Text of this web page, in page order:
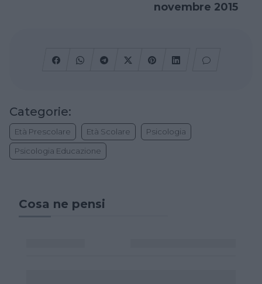
novembre 2015
Categorie:
Età Prescolare Età Scolare Psicologia
Psicologia Educazione
Cosa ne pensi